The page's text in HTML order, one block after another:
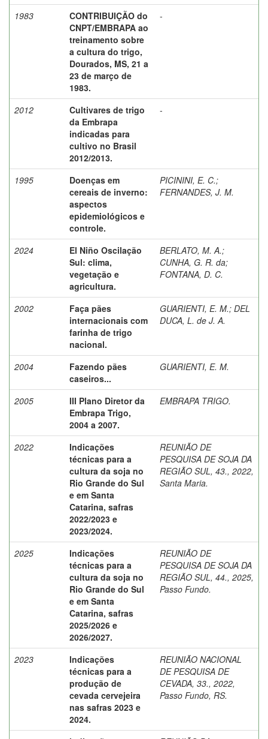
1983
CONTRIBUIÇÃO do
CNPT/EMBRAPA ao
treinamento sobre
a cultura do trigo,
Dourados, MS, 21 a
23 de março de
1983.
-
2012
Cultivares de trigo
da Embrapa
indicadas para
cultivo no Brasil
2012/2013.
-
1995
Doenças em
cereais de inverno:
aspectos
epidemiológicos e
controle.
PICININI, E. C.;
FERNANDES, J. M.
2024
El Niño Oscilação
Sul: clima,
vegetação e
agricultura.
BERLATO, M. A.;
CUNHA, G. R. da;
FONTANA, D. C.
2002
Faça pães
internacionais com
farinha de trigo
nacional.
GUARIENTI, E. M.; DEL
DUCA, L. de J. A.
2004
Fazendo pães
caseiros...
GUARIENTI, E. M.
2005
III Plano Diretor da
Embrapa Trigo,
2004 a 2007.
EMBRAPA TRIGO.
2022
Indicações
técnicas para a
cultura da soja no
Rio Grande do Sul
e em Santa
Catarina, safras
2022/2023 e
2023/2024.
REUNIÃO DE
PESQUISA DE SOJA DA
REGIÃO SUL, 43., 2022,
Santa Maria.
2025
Indicações
técnicas para a
cultura da soja no
Rio Grande do Sul
e em Santa
Catarina, safras
2025/2026 e
2026/2027.
REUNIÃO DE
PESQUISA DE SOJA DA
REGIÃO SUL, 44., 2025,
Passo Fundo.
2023
Indicações
técnicas para a
produção de
cevada cervejeira
nas safras 2023 e
2024.
REUNIÃO NACIONAL
DE PESQUISA DE
CEVADA, 33., 2022,
Passo Fundo, RS.